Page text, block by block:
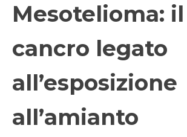
Mesotelioma: il
cancro legato
all’esposizione
all’amianto